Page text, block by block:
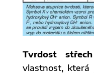
Tvrdost střech
vlastnost, která